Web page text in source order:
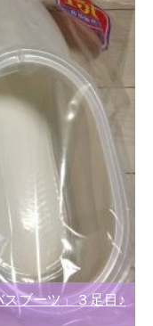
ブーツ」３足目♪